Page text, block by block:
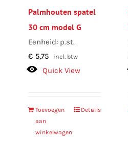
Palmhouten spatel
30 cm model G
Eenheid: p.st.
€ 5,75 incl. btw
Quick View
Toevoegen
aan
winkelwagen
Details